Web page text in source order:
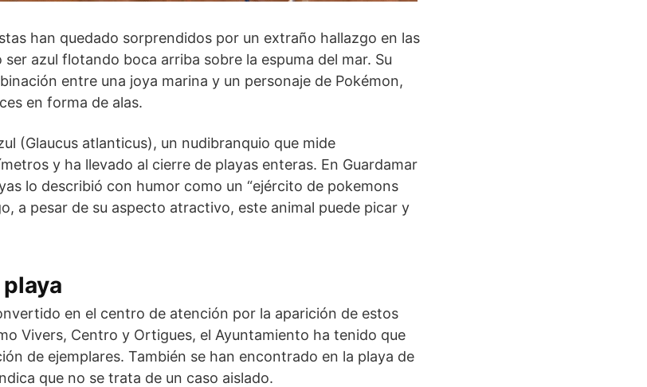
han quedado sorprendidos por un extraño hallazgo en las
azul flotando boca arriba sobre la espuma del mar. Su
entre una joya marina y un personaje de Pokémon,
en forma de alas.
(Glaucus atlanticus), un nudibranquio que mide
y ha llevado al cierre de playas enteras. En Guardamar
lo describió con humor como un “ejército de pokemons
a pesar de su aspecto atractivo, este animal puede picar y
en el centro de atención por la aparición de estos
Vivers, Centro y Ortigues, el Ayuntamiento ha tenido que
de ejemplares. También se han encontrado en la playa de
que no se trata de un caso aislado.